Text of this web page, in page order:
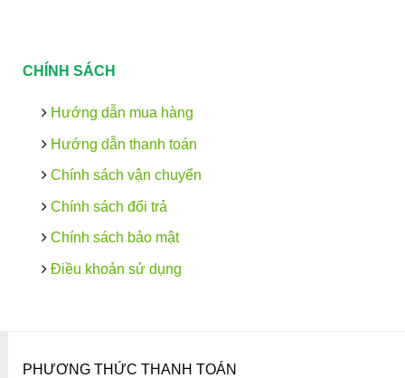
CHÍNH SÁCH
Hướng dẫn mua hàng
Hướng dẫn thanh toán
Chính sách vận chuyển
Chính sách đổi trả
Chính sách bảo mật
Điều khoản sử dụng
PHƯƠNG THỨC THANH TOÁN